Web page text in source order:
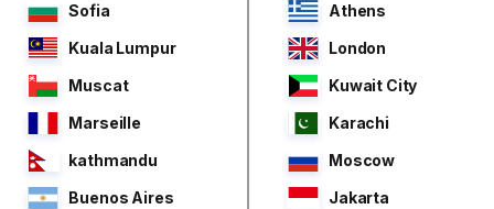
Sofia
Athens
Kuala Lumpur
London
Muscat
Kuwait City
Marseille
Karachi
kathmandu
Moscow
Buenos Aires
Jakarta